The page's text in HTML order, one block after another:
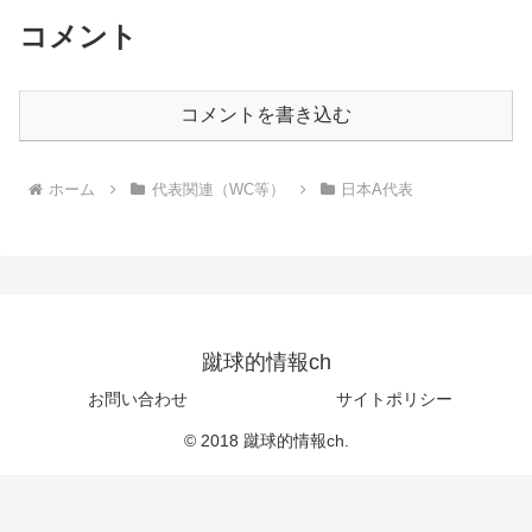
コメント
コメントを書き込む
ホーム 代表関連（WC等） 日本A代表
蹴球的情報ch
お問い合わせ サイトポリシー
© 2018 蹴球的情報ch.